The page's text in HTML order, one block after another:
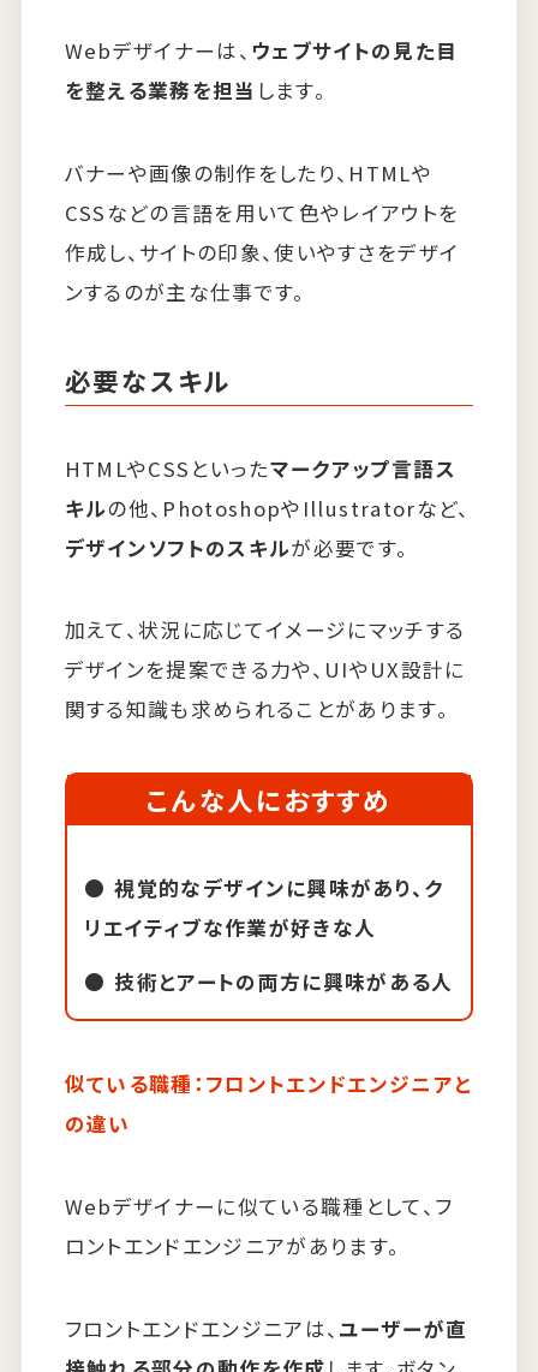
Webデザイナーは、 ウェブサイトの見た目
を整える業務を担当 します。
バナーや画像の制作をしたり、HTMLや
CSSなどの言語を用いて色やレイアウトを
作成し、サイトの印象、使いやすさをデザイ
ンするのが主な仕事です。
必要なスキル
HTMLやCSSといったマークアップ言語ス
キルの他、PhotoshopやIllustratorなど、
デザインソフトのスキルが必要です。
加えて、状況に応じてイメージにマッチする
デザインを提案できる力や、UIやUX設計に
関する知識も求められることがあります。
こんな人におすすめ
視覚的なデザインに興味があり、ク
リエイティブな作業が好きな人
技術とアートの両方に興味がある人
似ている職種：フロントエンドエンジニアと
の違い
Webデザイナーに似ている職種として、フ
ロントエンドエンジニアがあります。
フロントエンドエンジニアは、 ユーザーが直